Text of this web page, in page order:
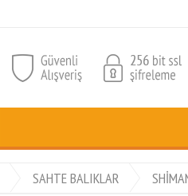
SAHTE BALIKLAR